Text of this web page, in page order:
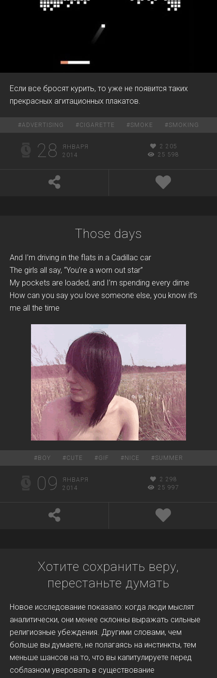
Если все бросят курить, то уже не появится таких
прекрасных агитационных плакатов.
#ADVERTISING #CIGARETTE #SMOKE #SMOKING
28
ЯНВАРЯ
2014
2 205
25 598
Those days
And I’m driving in the flats in a Cadillac car
The girls all say, “You’re a worn out star”
My pockets are loaded, and I’m spending every dime
How can you say you love someone else, you know it’s
me all the time
# BOY #CUTE #GIF # NICE #SUMMER
09
ЯНВАРЯ
2014
2 298
25 997
Хотите сохранить веру,
перестаньте думать
Новое исследование показало: когда люди мыслят
аналитически, они менее склонны выражать сильные
религиозные убеждения. Другими словами, чем
больше вы думаете, не полагаясь на инстинкты, тем
меньше шансов на то, что вы капитулируете перед
соблазном уверовать в существование